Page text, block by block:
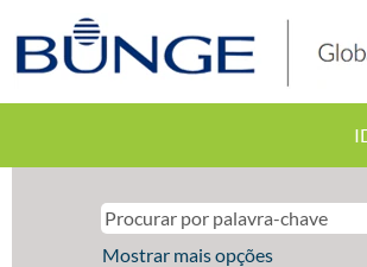
Mostrar mais opções